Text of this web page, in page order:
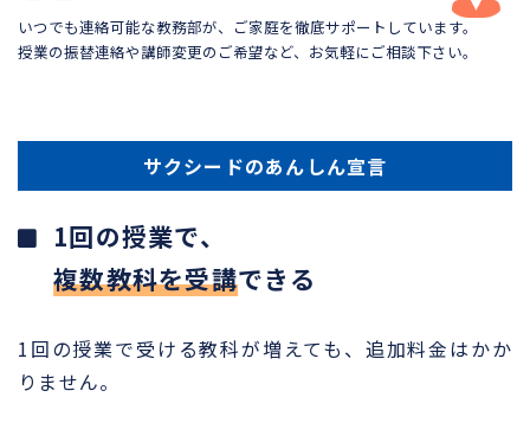
いつでも連絡可能な教務部が、ご家庭を徹底サポートしています。
授業の振替連絡や講師変更のご希望など、お気軽にご相談下さい。
サクシードのあんしん宣言
1回の授業で、
複数教科を受講できる
1回の授業で受ける教科が増えても、追加料金はかか
りません。